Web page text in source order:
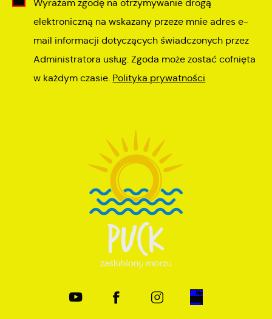
Wyrażam zgodę na otrzymywanie drogą
elektroniczną na wskazany przeze mnie adres e-
mail informacji dotyczących świadczonych przez
Administratora usług. Zgoda może zostać cofnięta
w każdym czasie. Polityka prywatności